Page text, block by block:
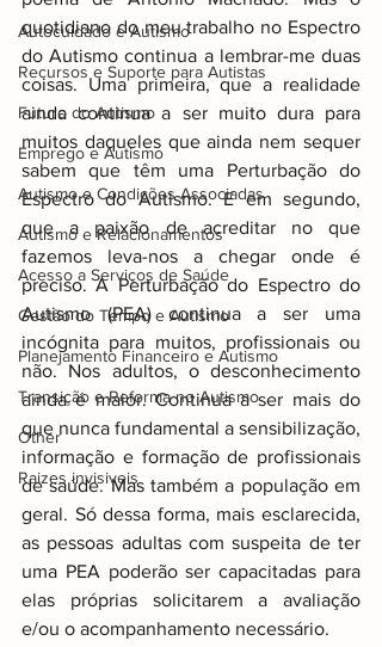
Autocuidado e Autismo
Recursos e Suporte para Autistas
Futuro do Autismo
Emprego e Autismo
Autismo e Condições Associadas
Autismo e Relacionamentos
Acesso a Serviços de Saúde
Gestão do Tempo e Autismo
Planejamento Financeiro e Autismo
Transição e Reforma no Autismo
Other
Raizes invisiveis
quotidiano do meu trabalho no Espectro
do Autismo continua a lembrar-me duas
coisas. Uma primeira, que a realidade
ainda continua a ser muito dura para
muitos daqueles que ainda nem sequer
sabem que têm uma Perturbação do
Espectro do Autismo. E em segundo,
que a paixão de acreditar no que
fazemos leva-nos a chegar onde é
preciso. A Perturbação do Espectro do
Autismo (PEA) continua a ser uma
incógnita para muitos, profissionais ou
não. Nos adultos, o desconhecimento
ainda é maior. Continua a ser mais do
que nunca fundamental a sensibilização,
informação e formação de profissionais
de saúde. Mas também a população em
geral. Só dessa forma, mais esclarecida,
as pessoas adultas com suspeita de ter
uma PEA poderão ser capacitadas para
elas próprias solicitarem a avaliação
e/ou o acompanhamento necessário.